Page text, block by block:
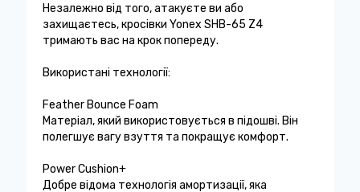
Незалежно від того, атакуєте ви або
захищаєтесь, кросівки Yonex SHB-65 Z4
тримають вас на крок попереду.
Використані технології:
Feather Bounce Foam
Матеріал, який використовується в підошві. Він
полегшує вагу взуття та покращує комфорт.
Power Cushion+
Добре відома технологія амортизації, яка